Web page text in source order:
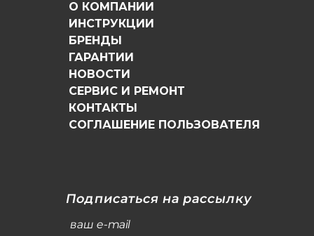
О КОМПАНИИ
ИНСТРУКЦИИ
БРЕНДЫ
ГАРАНТИИ
НОВОСТИ
СЕРВИС И РЕМОНТ
КОНТАКТЫ
СОГЛАШЕНИЕ ПОЛЬЗОВАТЕЛЯ
Подписаться на рассылку
ваш e-mail